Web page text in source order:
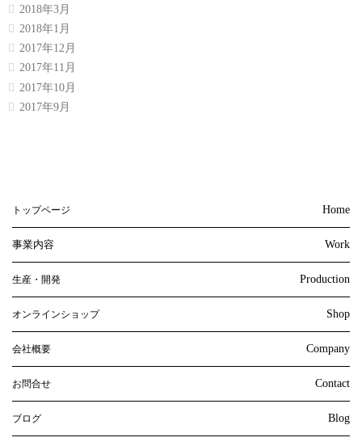
2018年3月
2018年1月
2017年12月
2017年11月
2017年10月
2017年9月
トップページ Home
事業内容 Work
生産・開発 Production
オンラインショップ Shop
会社概要 Company
お問合せ Contact
ブログ Blog